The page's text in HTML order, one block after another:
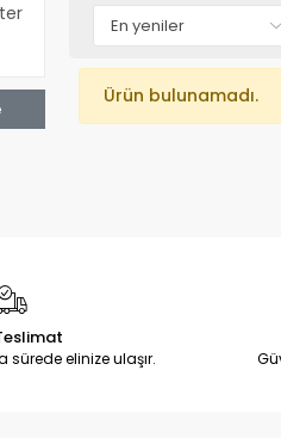
Ürün bulunamadı.
sürede elinize ulaşır.